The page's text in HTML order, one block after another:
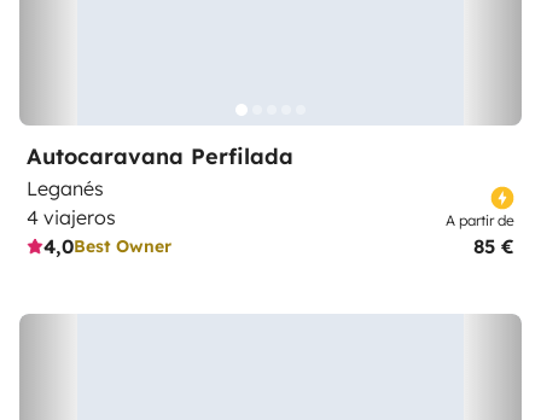
Autocaravana Perfilada
Leganés
4 viajeros
4,0Best Owner
A partir de
85 €